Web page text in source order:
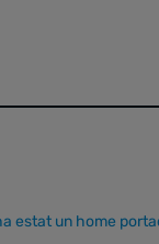
estat un home